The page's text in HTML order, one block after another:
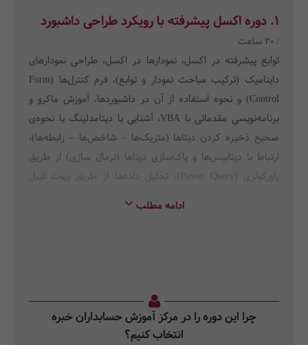
1. دوره اکسل پیشرفته با رویکرد طراحی داشبورد
/ 30 ساعت
توابع پیشرفته در اکسل، نمودارها در اکسل، طراحی نمودارهای
داینامیک (ترکیب مباحث نمودار و توابع)، فرم کنترل‌ها (Form
Control) و نحوه استفاده از آن در داشبوردها، آموزش ماکرو و
برنامه‌نویسی مقدماتی با VBA، آشنایی با دیتامدلینگ یا نحوه‌ی
صحیح ذخیره کردن دیتاها (متریک‌ها – شاخص‌ها – رابطه‌ها)،
ارتباط با دیتابیس‌ها و پاک‌سازی دیتاها (نرمال سازی) از طریق
پاورکوئری (Power Query)، تحلیل داده‌ها از طریق پیوت تیبل
ادامه مطلب
چرا این دوره را در مرکز آموزش حسابداران خبره
انتخاب کنیم؟